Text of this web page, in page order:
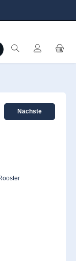
Werkzeugleiste anzeigen
Nächste